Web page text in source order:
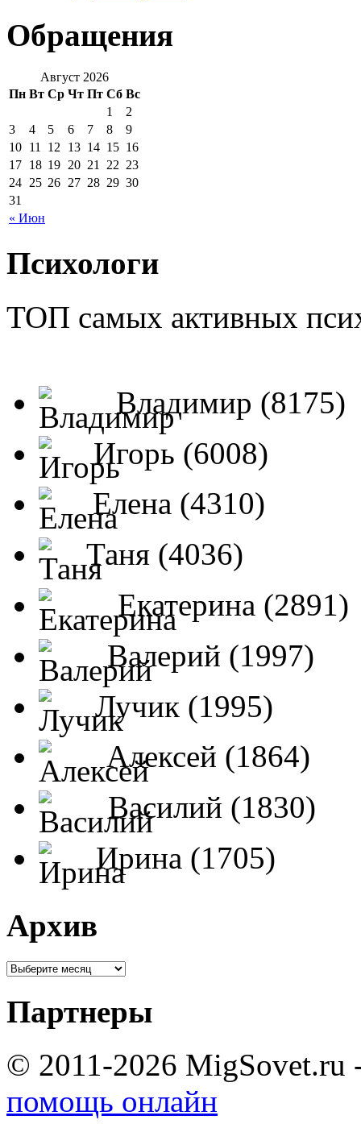
Обращения
Август 2026
Пн Вт Ср Чт Пт Сб Вс
« Июн
1
2
3
4 5 6 7 8
9
10 11 12 13 14 15 16
17 18 19 20 21 22 23
24 25 26 27 28 29 30
31
Психологи
ТОП самых активных
Владимир (8175)
Игорь (6008)
Елена (4310)
Таня (4036)
Екатерина (2891)
Валерий (1997)
Лучик (1995)
Алексей (1864)
Василий (1830)
Ирина (1705)
Архив
Партнеры
© 2011-2026 MigSovet.ru
помощь онлайн